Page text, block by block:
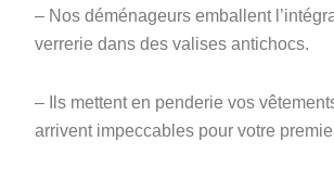
– Nos déménageurs emballent
verrerie dans des valises antichocs.
– Ils mettent en penderie vos
arrivent impeccables pour votre